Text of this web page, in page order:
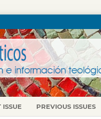
ISSUE PREVIOUS ISSUES